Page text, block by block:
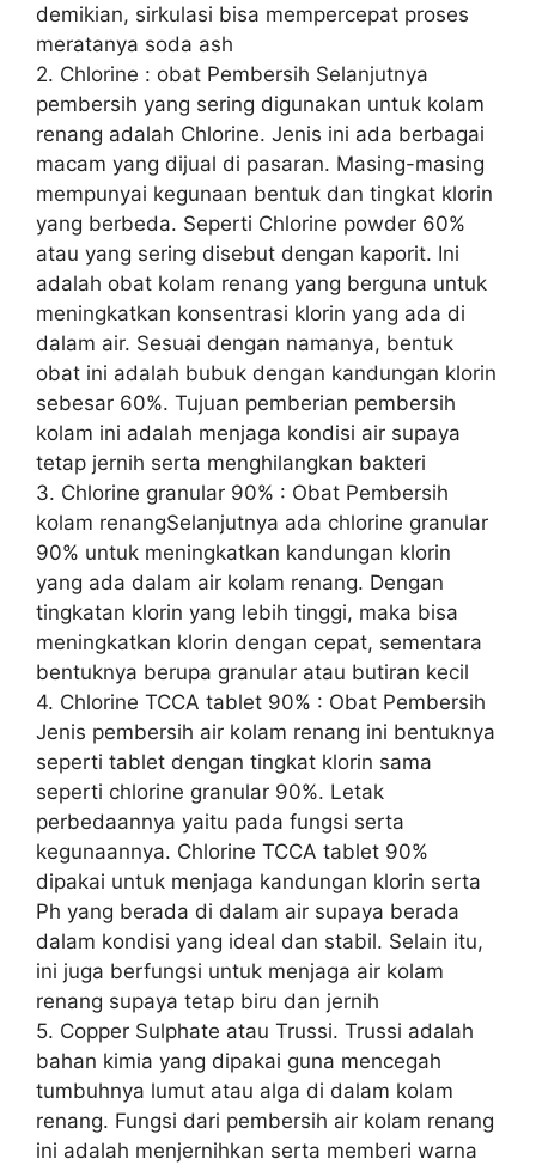
demikian, sirkulasi bisa mempercepat proses
meratanya soda ash
2. Chlorine : obat Pembersih Selanjutnya
pembersih yang sering digunakan untuk kolam
renang adalah Chlorine. Jenis ini ada berbagai
macam yang dijual di pasaran. Masing-masing
mempunyai kegunaan bentuk dan tingkat klorin
yang berbeda. Seperti Chlorine powder 60%
atau yang sering disebut dengan kaporit. Ini
adalah obat kolam renang yang berguna untuk
meningkatkan konsentrasi klorin yang ada di
dalam air. Sesuai dengan namanya, bentuk
obat ini adalah bubuk dengan kandungan klorin
sebesar 60%. Tujuan pemberian pembersih
kolam ini adalah menjaga kondisi air supaya
tetap jernih serta menghilangkan bakteri
3. Chlorine granular 90% : Obat Pembersih
kolam renangSelanjutnya ada chlorine granular
90% untuk meningkatkan kandungan klorin
yang ada dalam air kolam renang. Dengan
tingkatan klorin yang lebih tinggi, maka bisa
meningkatkan klorin dengan cepat, sementara
bentuknya berupa granular atau butiran kecil
4. Chlorine TCCA tablet 90% : Obat Pembersih
Jenis pembersih air kolam renang ini bentuknya
seperti tablet dengan tingkat klorin sama
seperti chlorine granular 90%. Letak
perbedaannya yaitu pada fungsi serta
kegunaannya. Chlorine TCCA tablet 90%
dipakai untuk menjaga kandungan klorin serta
Ph yang berada di dalam air supaya berada
dalam kondisi yang ideal dan stabil. Selain itu,
ini juga berfungsi untuk menjaga air kolam
renang supaya tetap biru dan jernih
5. Copper Sulphate atau Trussi. Trussi adalah
bahan kimia yang dipakai guna mencegah
tumbuhnya lumut atau alga di dalam kolam
renang. Fungsi dari pembersih air kolam renang
ini adalah menjernihkan serta memberi warna